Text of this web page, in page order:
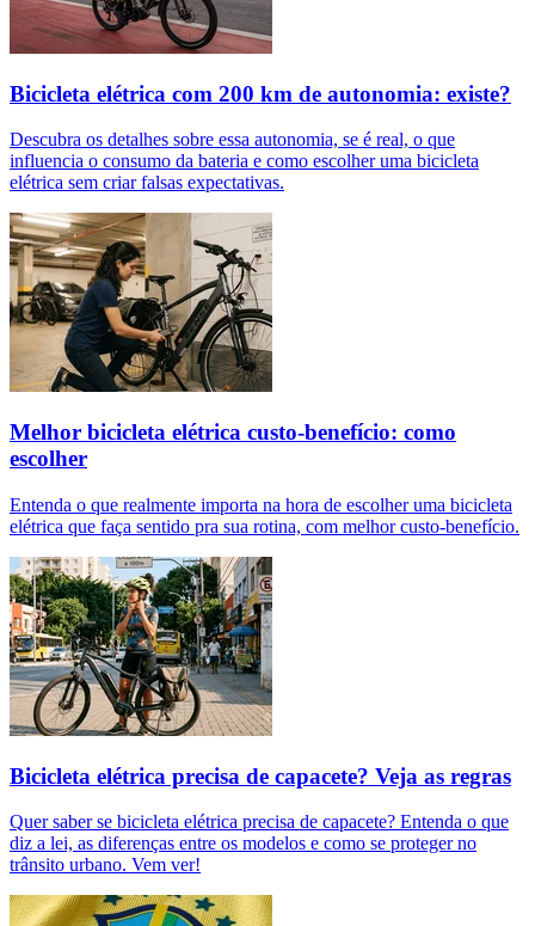
Bicicleta elétrica com 200 km de autonomia: existe?
Descubra os detalhes sobre essa autonomia, se é real, o que
influencia o consumo da bateria e como escolher uma bicicleta
elétrica sem criar falsas expectativas.
Melhor bicicleta elétrica custo-benefício: como
escolher
Entenda o que realmente importa na hora de escolher uma bicicleta
elétrica que faça sentido pra sua rotina, com melhor custo-benefício.
Bicicleta elétrica precisa de capacete? Veja as regras
Quer saber se bicicleta elétrica precisa de capacete? Entenda o que
diz a lei, as diferenças entre os modelos e como se proteger no
trânsito urbano. Vem ver!